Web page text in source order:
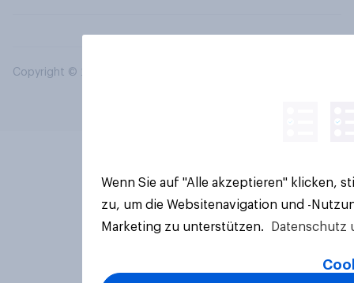
Copyright © 2026 YouGov PLC. Alle Rechte vorbehalten.
Wenn Sie auf "Alle akzeptieren" klicken,
zu, um die Websitenavigation und -
Marketing zu unterstützen.
Datenschutz